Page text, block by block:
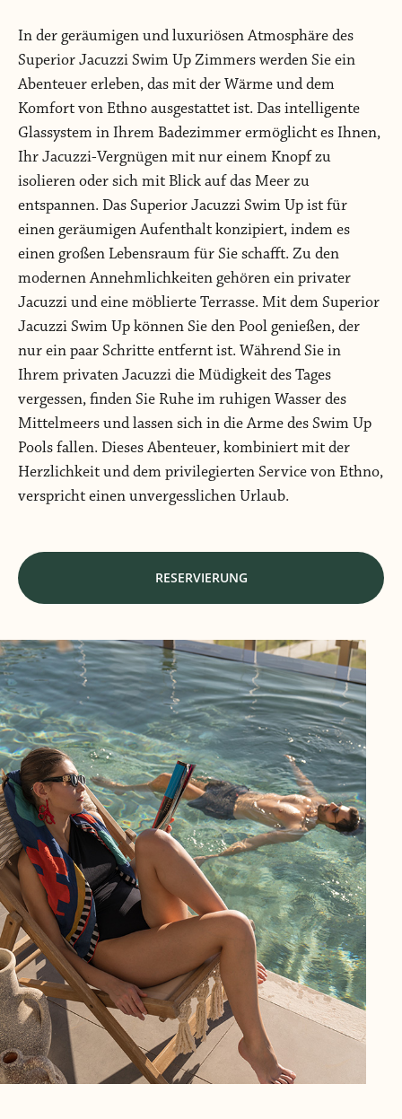
In der geräumigen und luxuriösen Atmosphäre des
Superior Jacuzzi Swim Up Zimmers werden Sie ein
Abenteuer erleben, das mit der Wärme und dem
Komfort von Ethno ausgestattet ist. Das intelligente
Glassystem in Ihrem Badezimmer ermöglicht es Ihnen,
Ihr Jacuzzi-Vergnügen mit nur einem Knopf zu
isolieren oder sich mit Blick auf das Meer zu
entspannen. Das Superior Jacuzzi Swim Up ist für
einen geräumigen Aufenthalt konzipiert, indem es
einen großen Lebensraum für Sie schafft. Zu den
modernen Annehmlichkeiten gehören ein privater
Jacuzzi und eine möblierte Terrasse. Mit dem Superior
Jacuzzi Swim Up können Sie den Pool genießen, der
nur ein paar Schritte entfernt ist. Während Sie in
Ihrem privaten Jacuzzi die Müdigkeit des Tages
vergessen, finden Sie Ruhe im ruhigen Wasser des
Mittelmeers und lassen sich in die Arme des Swim Up
Pools fallen. Dieses Abenteuer, kombiniert mit der
Herzlichkeit und dem privilegierten Service von Ethno,
verspricht einen unvergesslichen Urlaub.
RESERVIERUNG